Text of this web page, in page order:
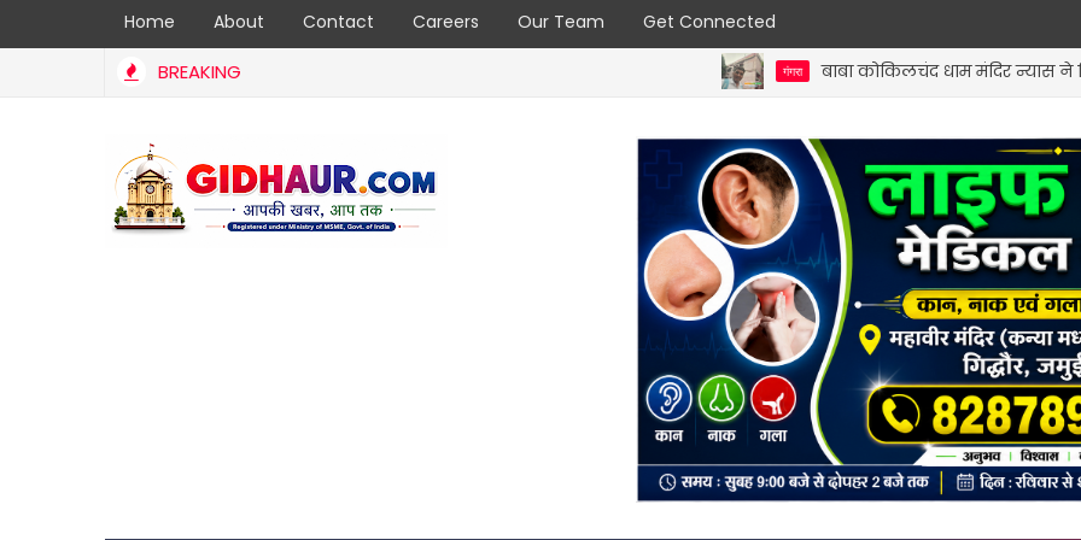
Home About Contact Careers Our Team Get Connected
BREAKING बाबा कोकिलचंद धाम मंदिर न्यास ने बिहार धार्मिक